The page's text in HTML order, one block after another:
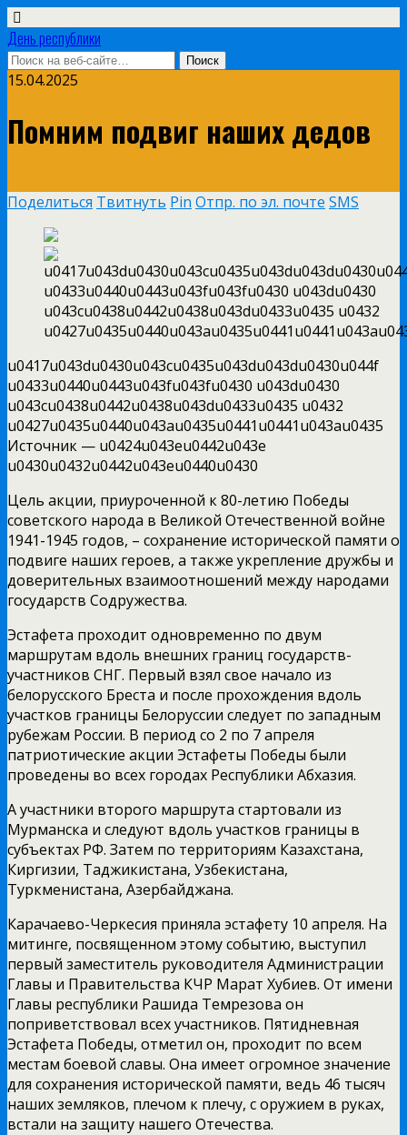
День республики
15.04.2025
Помним подвиг наших дедов
Поделиться Твитнуть Pin Отпр. по эл. почте SMS
u0417u043du0430u043cu0435u043du043du0430u044f
u0433u0440u0443u043fu043fu0430 u043du0430
u043cu0438u0442u0438u043du0433u0435 u0432
u0427u0435u0440u043au0435u0441u0441u043au0435
Источник — u0424u043eu0442u043e
u0430u0432u0442u043eu0440u0430
Цель акции, приуроченной к 80-летию Победы
советского народа в Великой Отечественной войне
1941-1945 годов, – сохранение исторической памяти о
подвиге наших героев, а также укрепление дружбы и
доверительных взаимоотношений между народами
государств Содружества.
Эстафета проходит одновременно по двум
маршрутам вдоль внешних границ государств-
участников СНГ. Первый взял свое начало из
белорусского Бреста и после прохождения вдоль
участков границы Белоруссии следует по западным
рубежам России. В период со 2 по 7 апреля
патриотические акции Эстафеты Победы были
проведены во всех городах Республики Абхазия.
А участники второго маршрута стартовали из
Мурманска и следуют вдоль участков границы в
субъектах РФ. Затем по территориям Казахстана,
Киргизии, Таджикистана, Узбекистана,
Туркменистана, Азербайджана.
Карачаево-Черкесия приняла эстафету 10 апреля. На
митинге, посвященном этому событию, выступил
первый заместитель руководителя Администрации
Главы и Правительства КЧР Марат Хубиев. От имени
Главы республики Рашида Темрезова он
поприветствовал всех участников. Пятидневная
Эстафета Победы, отметил он, проходит по всем
местам боевой славы. Она имеет огромное значение
для сохранения исторической памяти, ведь 46 тысяч
наших земляков, плечом к плечу, с оружием в руках,
встали на защиту нашего Отечества.